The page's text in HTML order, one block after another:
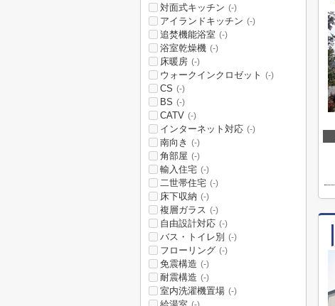
対面式キッチン (-)
アイランドキッチン (-)
追焚機能浴室 (-)
浴室乾燥機 (-)
床暖房 (-)
ウォークインクロゼット (-)
CS (-)
BS (-)
CATV (-)
インターネット対応 (-)
南向き (-)
角部屋 (-)
輸入住宅 (-)
二世帯住宅 (-)
床下収納 (-)
複層ガラス (-)
自由設計対応 (-)
バス・トイレ別 (-)
フローリング (-)
免震構造 (-)
耐震構造 (-)
室内洗濯機置場 (-)